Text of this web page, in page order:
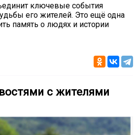
ключевые события
его жителей. Это ещё одна
память о людях и истории
с жителями